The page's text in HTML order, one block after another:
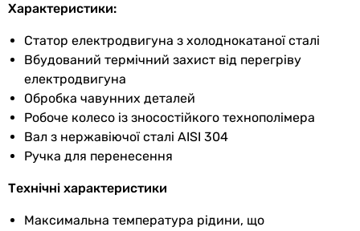
вхідного
патрубка
Діаметр
вихідного
патрубка
1″
Макс.
температура
рідини
40 °C
Виробництво Китай
Характеристики:
Статор електродвигуна з холоднокатаної сталі
Вбудований термічний захист від перегріву
електродвигуна
Обробка чавунних деталей
Робоче колесо із зносостійкого технополімера
Вал з нержавіючої сталі AISI 304
Ручка для перенесення
Технічні характеристики
Максимальна температура рідини, що